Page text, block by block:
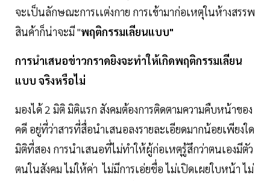
จะเป็นลักษณะการเเต่งกาย การเข้ามาก่อเหตุในห้างสรรพ
สินค้าก็น่าจะมี "พฤติกรรมเลียนแบบ"
การนำเสนอข่าวกราดยิงจะทำให้เกิดพฤติกรรมเลียน
แบบ จริงหรือไม่
มองได้ 2 มิติ มิติแรก สังคมต้องการติดตามความคืบหน้าของ
คดี อยู่ที่ว่าสารที่สื่อนำเสนอลงรายละเอียดมากน้อยเพียงใด
มิติที่สอง การนำเสนอที่ไม่ทำให้ผู้ก่อเหตุรู้สึกว่าตนเองมีตัว
ตนในสังคม ไม่ให้ค่า ไม่มีการเอ่ยชื่อ ไม่เปิดเผยใบหน้า ไม่